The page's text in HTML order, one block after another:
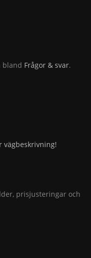
bland Frågor & svar.
vägbeskrivning!
prisjusteringar och